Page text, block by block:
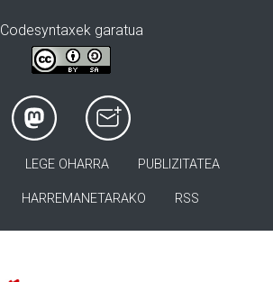
Codesyntaxek garatua
LEGE OHARRA PUBLIZITATEA
HARREMANETARAKO RSS